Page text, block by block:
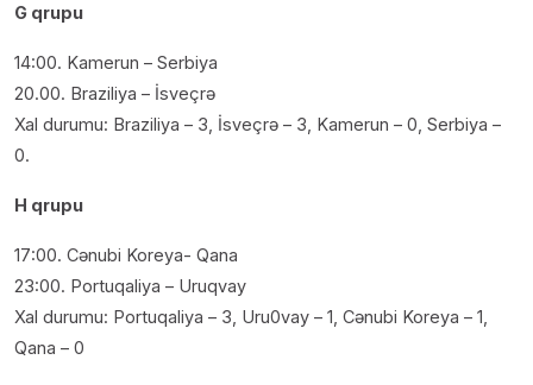
G qrupu
14:00. Kamerun – Serbiya
20.00. Braziliya – İsveçrə
Xal durumu: Braziliya – 3, İsveçrə – 3, Kamerun – 0, Serbiya –
0.
H qrupu
17:00. Cənubi Koreya- Qana
23:00. Portuqaliya – Uruqvay
Xal durumu: Portuqaliya – 3, Uru0vay – 1, Cənubi Koreya – 1,
Qana – 0